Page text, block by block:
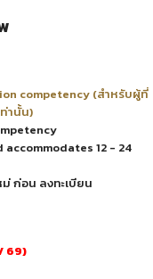
competency (สำหรับผู้ที่
านั้น)
accommodates 12 - 24
ก่อน ลงทะเบียน
69)